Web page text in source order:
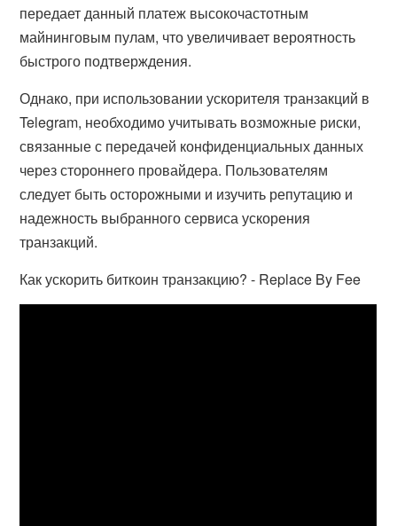
передает данный платеж высокочастотным
майнинговым пулам, что увеличивает вероятность
быстрого подтверждения.
Однако, при использовании ускорителя транзакций в
Telegram, необходимо учитывать возможные риски,
связанные с передачей конфиденциальных данных
через стороннего провайдера. Пользователям
следует быть осторожными и изучить репутацию и
надежность выбранного сервиса ускорения
транзакций.
Как ускорить биткоин транзакцию? - Replace By Fee